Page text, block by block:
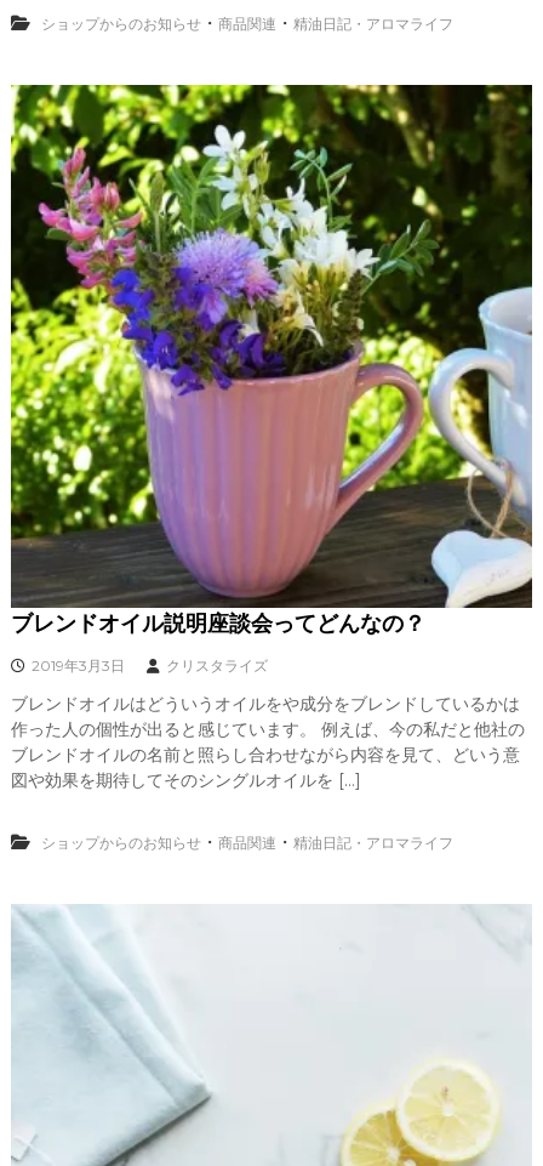
ショップからのお知らせ・ 商品関連 ・ 精油日記・アロマライフ
ブレンドオイル説明座談会ってどんなの？
2019年3月3日 クリスタライズ
ブレンドオイルはどういうオイルをや成分をブレンドしているかは
作った人の個性が出ると感じています。 例えば、今の私だと他社の
ブレンドオイルの名前と照らし合わせながら内容を見て、どいう意
図や効果を期待してそのシングルオイルを […]
ショップからのお知らせ・ 商品関連 ・ 精油日記・アロマライフ